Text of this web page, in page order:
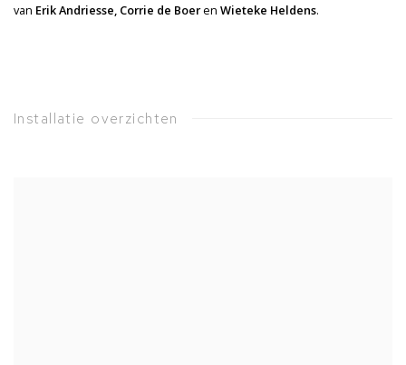
van Erik Andriesse, Corrie de Boeren Wieteke Heldens.
Installatie overzichten